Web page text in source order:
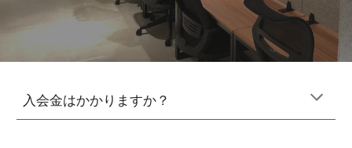
入会金はかかりますか？